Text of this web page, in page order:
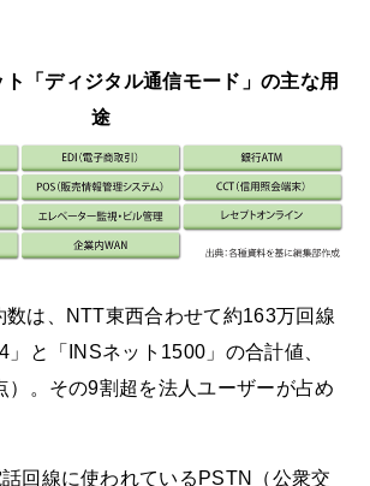
「ディジタル通信モード」の主な用
途
数は、NTT東西合わせて約163万回線
」と「INSネット1500」の合計値、
）。その9割超を法人ユーザーが占め
回線に使われているPSTN（公衆交